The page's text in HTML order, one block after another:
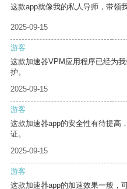
这款app就像我的私人导师，带领
2025-09-15
游客
这款加速器VPM应用程序已经为
护。
2025-09-15
游客
这款加速器app的安全性有待提高
证。
2025-09-15
游客
这款加速器app的加速效果一般，